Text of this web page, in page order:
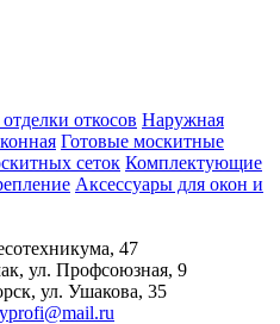
откосов Наружная
Готовые москитные
сеток Комплектующие
Аксессуары для окон и
47
ул. Профсоюзная, 9
ул. Ушакова, 35